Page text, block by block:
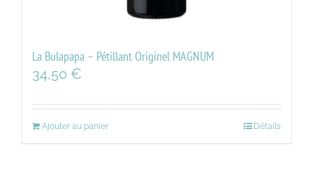
La Bulapapa – Pétillant Originel MAGNUM
34,50 €
Ajouter au panier Détails